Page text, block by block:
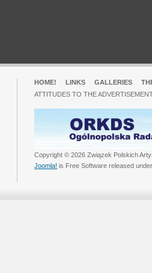
HOME! LINKS GALLERIES
ATTITUDES TO THE
Copyright © 2026 Związek Polskich
Joomla! is Free Software released